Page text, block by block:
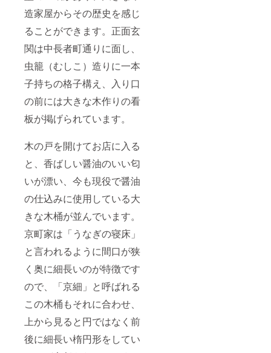
造家屋からその歴史を感じ
ることができます。正面玄
関は中長者町通りに面し、
虫籠（むしこ）造りに一本
子持ちの格子構え、入り口
の前には大きな木作りの看
板が掲げられています。
木の戸を開けてお店に入る
と、香ばしい醤油のいい匂
いが漂い、今も現役で醤油
の仕込みに使用している大
きな木桶が並んでいます。
京町家は「うなぎの寝床」
と言われるように間口が狭
く奥に細長いのが特徴です
ので、「京細」と呼ばれる
この木桶もそれに合わせ、
上から見ると円ではなく前
後に細長い楕円形をしてい